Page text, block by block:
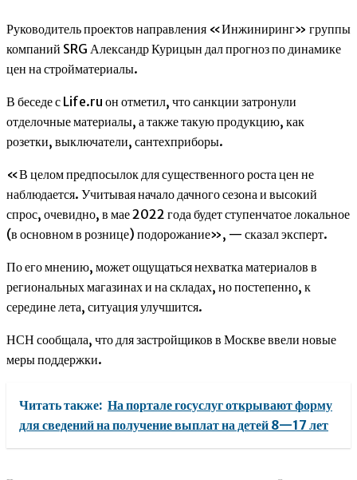
Руководитель проектов направления «Инжиниринг» группы
компаний SRG Александр Курицын дал прогноз по динамике
цен на стройматериалы.
В беседе с Life.ru он отметил, что санкции затронули
отделочные материалы, а также такую продукцию, как
розетки, выключатели, сантехприборы.
«В целом предпосылок для существенного роста цен не
наблюдается. Учитывая начало дачного сезона и высокий
спрос, очевидно, в мае 2022 года будет ступенчатое локальное
(в основном в рознице) подорожание», — сказал эксперт.
По его мнению, может ощущаться нехватка материалов в
региональных магазинах и на складах, но постепенно, к
середине лета, ситуация улучшится.
НСН сообщала, что для застройщиков в Москве ввели новые
меры поддержки.
Читать также: На портале госуслуг открывают форму
для сведений на получение выплат на детей 8—17 лет